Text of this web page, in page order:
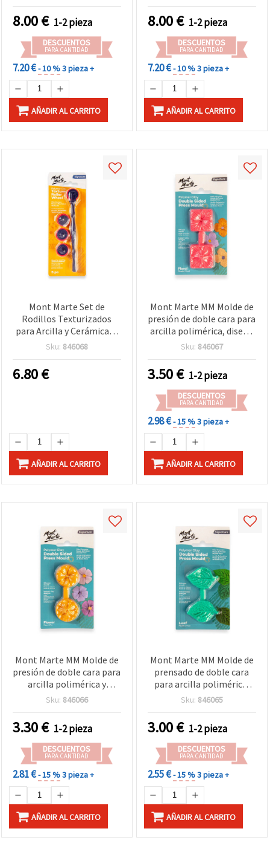
8.00€ 1-2 pieza
DESCUENTOS
PARA CANTIDAD
7.20 €- 10 %3 pieza +
AÑADIR AL CARRITO
8.00€ 1-2 pieza
DESCUENTOS
PARA CANTIDAD
7.20 €- 10 %3 pieza +
AÑADIR AL CARRITO
Mont Marte Set de
Rodillos Texturizados
para Arcilla y Cerámica, 5
piezas – 4 diseños únicos
Sku: 846068
6.80€
AÑADIR AL CARRITO
Mont Marte MM Molde de
presión de doble cara para
arcilla polimérica, diseño
floral, 35x34x10 mm
Sku: 846067
3.50€ 1-2 pieza
DESCUENTOS
PARA CANTIDAD
2.98 €- 15 %3 pieza +
AÑADIR AL CARRITO
Mont Marte MM Molde de
presión de doble cara para
arcilla polimérica y
manualidades, forma de
Sku: 846066
3.30€ 1-2 pieza
DESCUENTOS
PARA CANTIDAD
2.81 €- 15 %3 pieza +
AÑADIR AL CARRITO
Mont Marte MM Molde de
prensado de doble cara
para arcilla polimérica,
forma de hoja, 35 x 34 x 10
Sku: 846065
3.00€ 1-2 pieza
DESCUENTOS
PARA CANTIDAD
2.55 €- 15 %3 pieza +
AÑADIR AL CARRITO